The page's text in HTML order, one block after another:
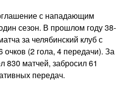
с нападающим
сезон. В прошлом году 38-
за челябинский клуб с
(2 гола, 4 передачи). За
830 матчей, забросил 61
передач.